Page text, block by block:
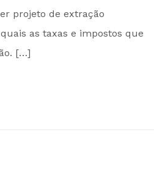
projeto de extração
as taxas e impostos que
[…]